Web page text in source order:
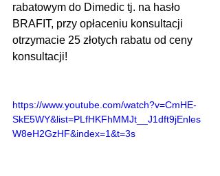
rabatowym do Dimedic tj. na hasło
BRAFIT, przy opłaceniu konsultacji
otrzymacie 25 złotych rabatu od ceny
konsultacji!
https://www.youtube.com/watch?v=CmHE-
SkE5WY&list=PLfHKFhMMJt__J1dft9jEnles
W8eH2GzHF&index=1&t=3s